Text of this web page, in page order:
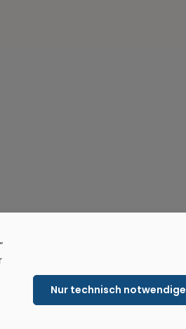
Nur technisch notwendige